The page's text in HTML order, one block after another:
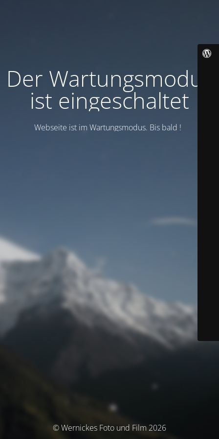
Der Wartungsmodus
ist eingeschaltet
Webseite ist im Wartungsmodus. Bis bald !
© Wernickes Foto und Film 2026